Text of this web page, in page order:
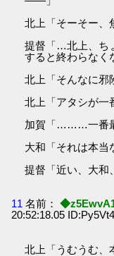
北上「そーそー、
提督「…北上、ち
すると終わらなく
北上「そんなに邪
北上「アタシが一
加賀「………一番
大和「それは本当
提督「近い、大和
11 名前：
20:52:18.05
北上「うむうむ、